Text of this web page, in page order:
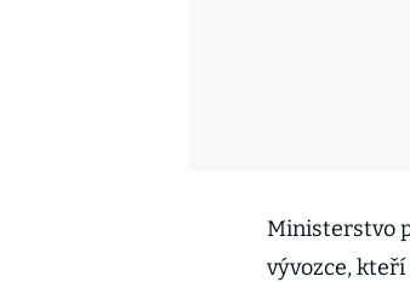
Ministerstvo
vývozce,